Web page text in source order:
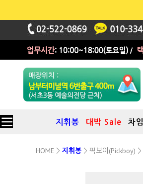
지휘봉 대박 Sale 차임
HOME > 지휘봉 > 픽보이(Pickboy) >